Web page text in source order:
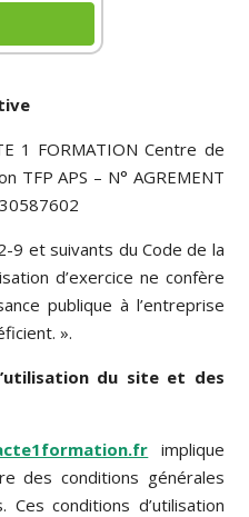
1 FORMATION Centre de
TFP APS – N° AGREMENT
9 et suivants du Code de la
d’exercice ne confère
publique à l’entreprise
».
du site et des
implique
des conditions générales
Ces conditions d’utilisation